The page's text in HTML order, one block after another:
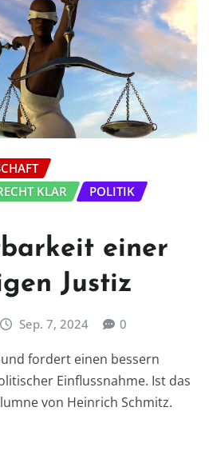
KLAR
POLITIK
einer
Justiz
Sep. 7, 2024 0
fordert einen bessern
Einflussnahme. Ist das
von Heinrich Schmitz.